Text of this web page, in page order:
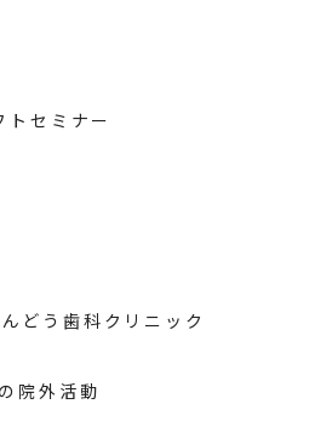
セミナー
う歯科クリニック
院外活動